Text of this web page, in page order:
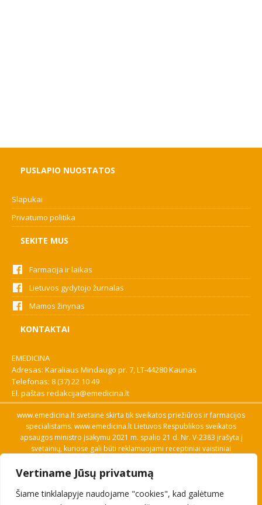
Vertiname Jūsų privatumą
Šiame tinklalapyje naudojame "cookies", kad galėtume
PUSLAPIO NUOSTATOS
Slapukai
Privatumo politika
SEKITE MUS
Farmacija ir laikas
Lietuvos gydytojo žurnalas
Mamos žinynas
KONTAKTAI
EMEDICINA
Adresas: Karaliaus Mindaugo pr. 7, LT-44280 Kaunas
Telefonas: 8 (37) 22 10 49
El. paštas redakcija@emedicina.lt
www.emedicina.lt svetainė skirta tik sveikatos priežiūros ir farmacijos
specialistams. www.emedicina.lt Lietuvos Respublikos sveikatos
apsaugos ministro įsakymu 2021 m. spalio 21 d. Nr. V-2383 įrašyta į
svetainių, kuriose gali būti reklamuojami receptiniai vaistiniai
savo profesinę kvalifikaciją. Naudingos nuorodos: Vaistų ir medicinos
pagalbos priemonių kainų paieška, VVKT tinklalapis, Sveikatos
priežiūros ar farmacijos specialisto pranešimo apie įtariamą